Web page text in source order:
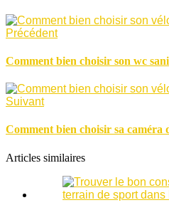
Précédent
Comment bien choisir son wc
Suivant
Comment bien choisir sa caméra
Articles similaires